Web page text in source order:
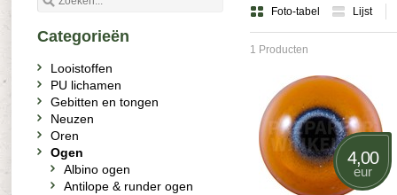
Foto-tabel Lijst
1 Producten
4,00
eur
Categorieën
Looistoffen
PU lichamen
Gebitten en tongen
Neuzen
Oren
Ogen
Albino ogen
Antilope & runder ogen